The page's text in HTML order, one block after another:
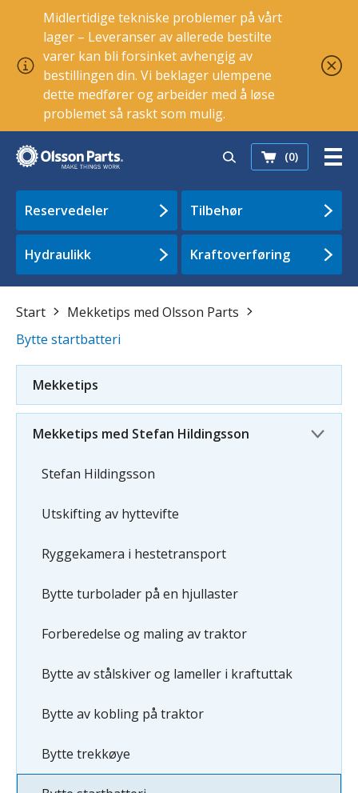
Midlertidige tekniske problemer på vårt
lager – Leveranser av allerede bestilte
varer kan bli forsinket avhengig av
bestillingen din. Vi beklager ulempene
dette medfører og arbeider med å løse
problemet så raskt som mulig.
(0)
Reservedeler Tilbehør
Hydraulikk Kraftoverføring
Start
Mekketips med Olsson Parts
Bytte startbatteri
Mekketips
Mekketips med Stefan Hildingsson
Stefan Hildingsson
Utskifting av hyttevifte
Ryggekamera i hestetransport
Bytte turbolader på en hjullaster
Forberedelse og maling av traktor
Bytte av stålskiver og lameller i kraftuttak
Bytte av kobling på traktor
Bytte trekkøye